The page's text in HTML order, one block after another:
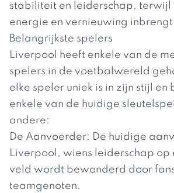
stabiliteit en leiderschap, terwijl
energie en vernieuwing
Belangrijkste spelers
Liverpool heeft enkele van de
spelers in de voetbalwereld
elke speler uniek is in zijn stijl
enkele van de huidige
andere:
De Aanvoerder: De huidige
Liverpool, wiens leiderschap op
veld wordt bewonderd door
teamgenoten.